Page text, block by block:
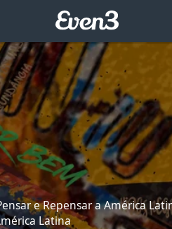
e Repensar a América
Latina